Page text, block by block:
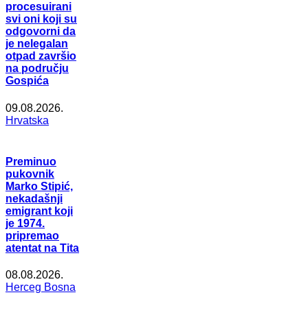
procesuirani
svi oni koji su
odgovorni da
je nelegalan
otpad završio
na području
Gospića
09.08.2026.
Hrvatska
Preminuo
pukovnik
Marko Stipić,
nekadašnji
emigrant koji
je 1974.
pripremao
atentat na Tita
08.08.2026.
Herceg Bosna